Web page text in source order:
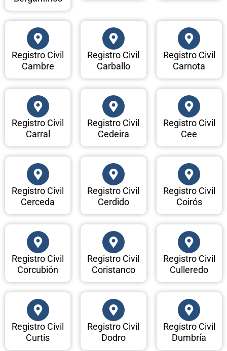
Registro Civil
Cambre
Registro Civil
Carballo
Registro Civil
Carnota
Registro Civil
Carral
Registro Civil
Cedeira
Registro Civil
Cee
Registro Civil
Cerceda
Registro Civil
Cerdido
Registro Civil
Coirós
Registro Civil
Corcubión
Registro Civil
Coristanco
Registro Civil
Culleredo
Registro Civil
Curtis
Registro Civil
Dodro
Registro Civil
Dumbría